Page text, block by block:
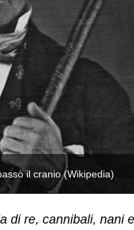
il cranio (Wikipedia)
di re, cannibali, nani